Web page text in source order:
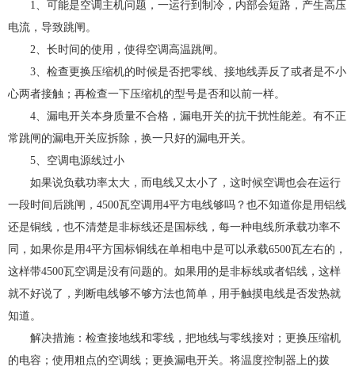
1、可能是空调主机问题，一运行到制冷，内部会短路，产生高压
电流，导致跳闸。
2、长时间的使用，使得空调高温跳闸。
3、检查更换压缩机的时候是否把零线、接地线弄反了或者是不小
心两者接触；再检查一下压缩机的型号是否和以前一样。
4、漏电开关本身质量不合格，漏电开关的抗干扰性能差。有不正
常跳闸的漏电开关应拆除，换一只好的漏电开关。
5、空调电源线过小
如果说负载功率太大，而电线又太小了，这时候空调也会在运行
一段时间后跳闸，4500瓦空调用4平方电线够吗？也不知道你是用铝线
还是铜线，也不清楚是非标线还是国标线，每一种电线所承载功率不
同，如果你是用4平方国标铜线在单相电中是可以承载6500瓦左右的，
这样带4500瓦空调是没有问题的。如果用的是非标线或者铝线，这样
就不好说了，判断电线够不够方法也简单，用手触摸电线是否发热就
知道。
解决措施：检查接地线和零线，把地线与零线接对；更换压缩机
的电容；使用粗点的空调线；更换漏电开关。将温度控制器上的拨